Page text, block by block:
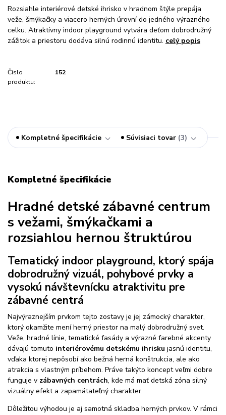
Rozsiahle interiérové detské ihrisko v hradnom štýle prepája
veže, šmýkačky a viacero herných úrovní do jedného výrazného
celku. Atraktívny indoor playground vytvára deťom dobrodružný
zážitok a priestoru dodáva silnú rodinnú identitu. celý popis
Číslo
produktu:
152
Kompletné špecifikácie Súvisiaci tovar 3
Kompletné špecifikácie
Hradné detské zábavné centrum
s vežami, šmýkačkami a
rozsiahlou hernou štruktúrou
Tematický indoor playground, ktorý spája
dobrodružný vizuál, pohybové prvky a
vysokú návštevnícku atraktivitu pre
zábavné centrá
Najvýraznejším prvkom tejto zostavy je jej zámocký charakter,
ktorý okamžite mení herný priestor na malý dobrodružný svet.
Veže, hradné línie, tematické fasády a výrazné farebné akcenty
dávajú tomuto interiérovému detskému ihrisku jasnú identitu,
vďaka ktorej nepôsobí ako bežná herná konštrukcia, ale ako
atrakcia s vlastným príbehom. Práve takýto koncept veľmi dobre
funguje v zábavných centrách, kde má mať detská zóna silný
vizuálny efekt a zapamätateľný charakter.
Dôležitou výhodou je aj samotná skladba herných prvkov. V rámci